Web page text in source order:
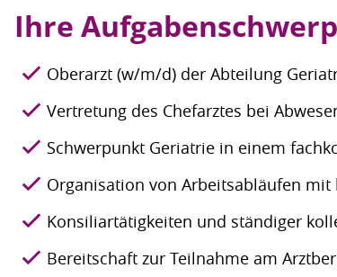
Ihre
Oberarzt (w/m/d) der Abteilung
Vertretung des Chefarztes bei
Schwerpunkt Geriatrie in einem
Organisation von Arbeitsabläufen
Konsiliartätigkeiten und ständiger
Bereitschaft zur Teilnahme am